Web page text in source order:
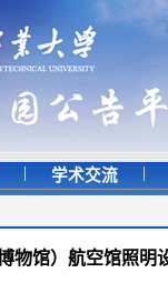
| 学术交流 |
物馆）航空馆照明